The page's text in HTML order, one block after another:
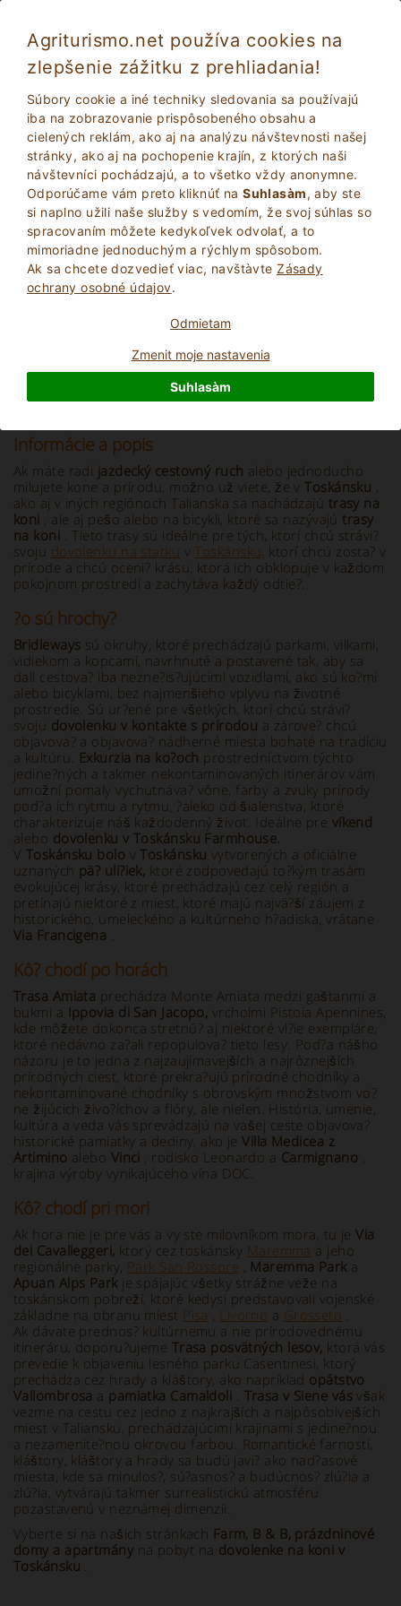
Agriturismo.net používa cookies na
zlepšenie zážitku z prehliadania!
Súbory cookie a iné techniky sledovania sa používajú
iba na zobrazovanie prispôsobeného obsahu a
cielených reklám, ako aj na analýzu návštevnosti našej
stránky, ako aj na pochopenie krajín, z ktorých naši
návštevníci pochádzajú, a to všetko vždy anonymne.
Odporúčame vám preto kliknúť naSuhlasàm, aby ste
si naplno užili naše služby s vedomím, že svoj súhlas so
spracovaním môžete kedykoľvek odvolať, a to
mimoriadne jednoduchým a rýchlym spôsobom.
Ak sa chcete dozvedieť viac, navštà­vteZásady
ochrany osobné údajov.
Odmietam
Zmenit moje nastavenia
Suhlasàm
Jazda na koni v Farmhouse: Ippovie v
Toskánsku
2Dospelí
Informácie a popis
Ak máte radi jazdecký cestovný ruch alebo jednoducho
milujete kone a prírodu, možno už viete, že vToskánsku ,
ako aj v iných regiónoch Talianska sa nachádzajú trasy na
koni , ale aj pešo alebo na bicykli, ktoré sa nazývajú trasy
na koni . Tieto trasy sú ideálne pre tých, ktorí chcú strávi?
svoju dovolenku na statku vToskánsku, ktorí chcú zosta? v
prírode a chcú oceni? krásu, ktorá ich obklopuje v každom
pokojnom prostredí a zachytáva každý odtie?.
?o sú hrochy?
Bridleways sú okruhy, ktoré prechádzajú parkami, vilkami,
vidiekom a kopcami, navrhnuté a postavené tak, aby sa
dali cestova? iba nezne?is?ujúcimi vozidlami, ako sú ko?mi
alebo bicyklami, bez najmenšieho vplyvu na životné
prostredie. Sú ur?ené pre všetkých, ktorí chcú strávi?
svoju dovolenku v kontakte s prírodou a zárove? chcú
objavova? a objavova? nádherné miesta bohaté na tradíciu
a kultúru. Exkurzia na ko?och prostredníctvom týchto
jedine?ných a takmer nekontaminovaných itinerárov vám
umožní pomaly vychutnáva? vône, farby a zvuky prírody
pod?a ich rytmu a rytmu, ?aleko od šialenstva, ktoré
charakterizuje náš každodenný život. Ideálne pre víkend
alebo dovolenku v Toskánsku Farmhouse.
V Toskánsku bolo vToskánsku vytvorených a oficiálne
uznaných pä? uli?iek, ktoré zodpovedajú to?kým trasám
evokujúcej krásy, ktoré prechádzajú cez celý región a
pretínajú niektoré z miest, ktoré majú najvä?ší záujem z
historického, umeleckého a kultúrneho h?adiska, vrátane
Via Francigena .
Kô? chodí po horách
Trasa Amiata prechádza Monte Amiata medzi gaštanmi a
bukmi a Ippovia di San Jacopo, vrcholmi Pistoia Apennines,
kde môžete dokonca stretnú? aj niektoré vl?ie exempláre,
ktoré nedávno za?ali repopulova? tieto lesy. Pod?a nášho
názoru je to jedna z najzaujímavejších a najrôznejších
prírodných ciest, ktoré prekra?ujú prírodné chodníky a
nekontaminované chodníky s obrovským množstvom vo?
ne žijúcich živo?íchov a flóry, ale nielen. História, umenie,
kultúra a veda vás sprevádzajú na vašej ceste objavova?
historické pamiatky a dediny, ako jeVilla Medicea z
Artimino alebo Vinci , rodisko Leonardo a Carmignano ,
krajina výroby vynikajúceho vína DOC.
Kô? chodí pri mori
Ak hora nie je pre vás a vy ste milovníkom mora, tu jeVia
dei Cavalleggeri, ktorý cez toskánsky Maremma a jeho
regionálne parky, Park San Rossore , Maremma Parka
Apuan Alps Parkje spájajúc všetky strážne veže na
toskánskom pobreží, ktoré kedysi predstavovali vojenské
základne na obranu miest Pisa , Livorno a Grosseto .
Ak dávate prednos? kultúrnemu a nie prírodovednému
itineráru, doporu?ujeme Trasa posvätných lesov, ktorá vás
prevedie k objaveniu lesného parku Casentinesi, ktorý
prechádza cez hrady a kláštory, ako napríklad opátstvo
Vallombrosa a pamiatka Camaldoli . Trasa v Siene vás však
vezme na cestu cez jedno z najkrajších a najpôsobivejších
miest v Taliansku, prechádzajúcimi krajinami s jedine?nou
a nezamenite?nou okrovou farbou. Romantické farnosti,
kláštory, kláštory a hrady sa budú javi? ako nad?asové
miesta, kde sa minulos?, sú?asnos? a budúcnos? zlú?ia a
zlú?ia, vytvárajú takmer surrealistickú atmosféru
pozastavenú v neznámej dimenzii.
Vyberte si na našich stránkach Farm, B & B, prázdninové
domy a apartmány na pobyt na dovolenke na koni v
Toskánsku .